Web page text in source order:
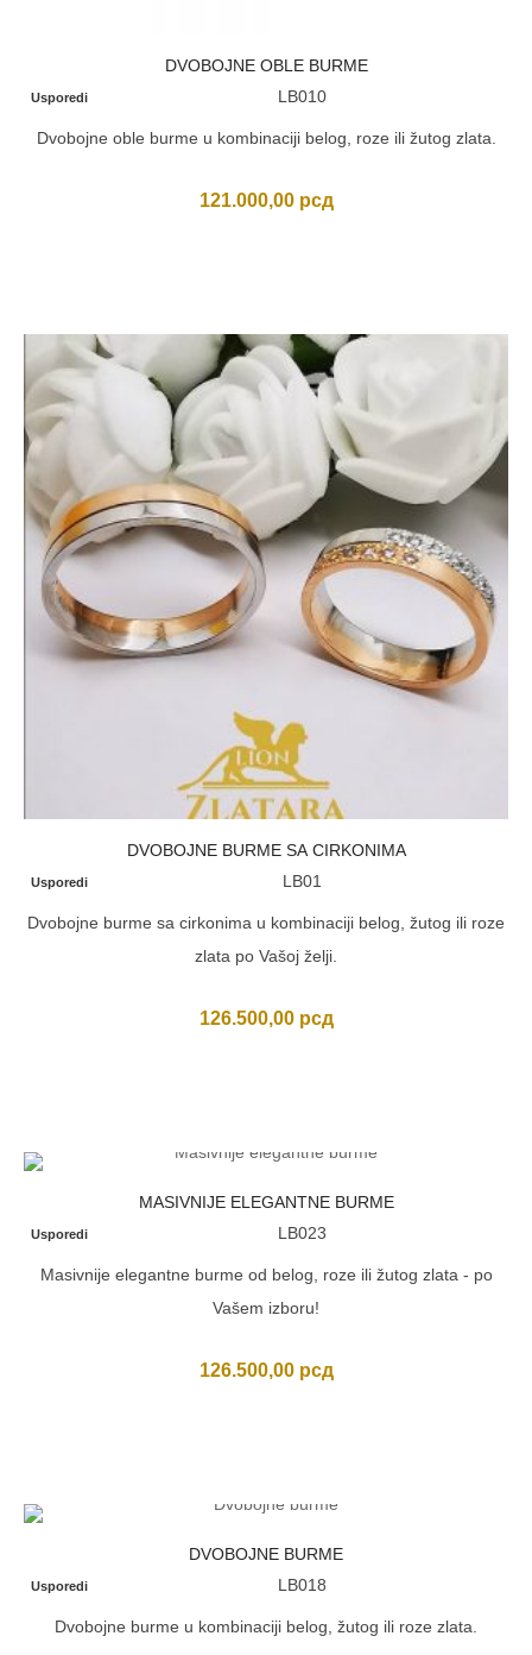
DVOBOJNE OBLE BURME
Usporedi LB010
Dvobojne oble burme u kombinaciji belog, roze ili žutog zlata.
121.000,00 рсд
DVOBOJNE BURME SA CIRKONIMA
Usporedi LB01
Dvobojne burme sa cirkonima u kombinaciji belog, žutog ili roze
zlata po Vašoj želji.
126.500,00 рсд
MASIVNIJE ELEGANTNE BURME
Usporedi LB023
Masivnije elegantne burme od belog, roze ili žutog zlata - po
Vašem izboru!
126.500,00 рсд
DVOBOJNE BURME
Usporedi LB018
Dvobojne burme u kombinaciji belog, žutog ili roze zlata.